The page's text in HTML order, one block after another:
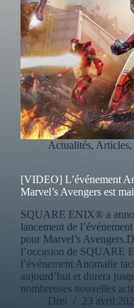
Actualités, Articles,
[VIDEO] L’événement
Marvel’s Avengers est
SQUARE ENIX® a
lancement de
pour Marvel’s
l’occasion de SQUARE
l’événement Anomalie
aujourd’hui et durera
nombreuses nouvelles
Drei
23 avril